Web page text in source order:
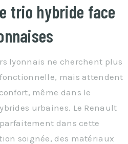
trio hybride face
lyonnais ne cherchent plus
mais attendent
même dans le
urbaines. Le Renault
dans cette
soignée, des matériaux